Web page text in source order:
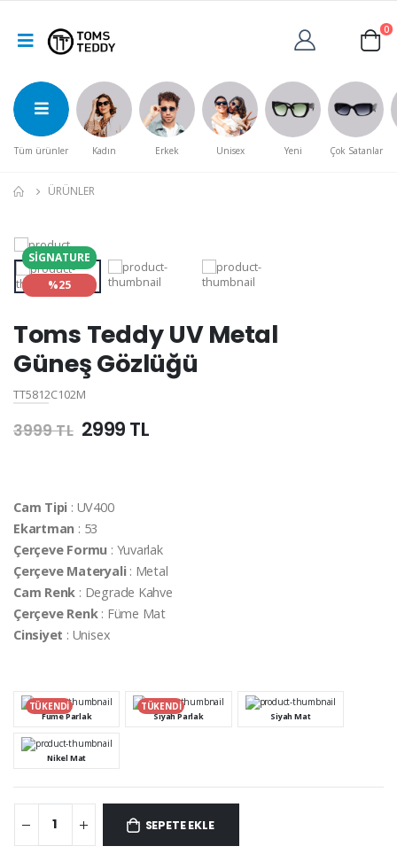
0
Tüm ürünler Kadın Erkek Unisex Yeni Çok Satanlar
ÜRÜNLER
SIGNATURE
%25
Toms Teddy UV Metal
Güneş Gözlüğü
TT5812C102M
3999 TL 2999 TL
Cam Tipi : UV400
Ekartman : 53
Çerçeve Formu : Yuvarlak
Çerçeve Materyali: Metal
Cam Renk : Degrade Kahve
Çerçeve Renk: Füme Mat
Cinsiyet : Unisex
Füme Parlak
TÜKENDİ
Siyah Parlak
TÜKENDİ
Siyah Mat
Nikel Mat
SEPETE EKLE